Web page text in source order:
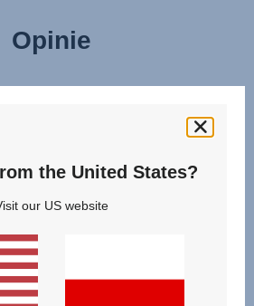
Opinie
the United States?
our US website